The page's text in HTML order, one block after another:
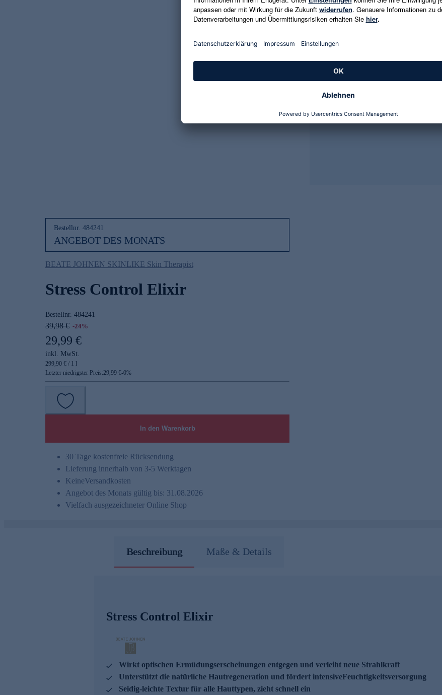
Bestellnr. 484241
ANGEBOT DES MONATS
BEATE JOHNEN SKINLIKE Skin Therapist
Stress Control Elixir
Bestellnr. 484241
39,98 € -24%
29,99 €
inkl. MwSt.
299,90 € / 1 l
Letzter niedrigster Preis:29,99 €-0%
In den Warenkorb
30 Tage kostenfreie Rücksendung
Lieferung innerhalb von 3-5 Werktagen
KeineVersandkosten
Angebot des Monats gültig bis: 31.08.2026
Vielfach ausgezeichneter Online Shop
Beschreibung Maße & Details
Stress Control Elixir
Wirkt optischen Ermüdungserscheinungen entgegen und verleiht neue Strahlkraft
Unterstützt die natürliche Hautregeneration und fördert intensiveFeuchtigkeitsversorgung
Seidig-leichte Textur für alle Hauttypen, zieht schnell ein